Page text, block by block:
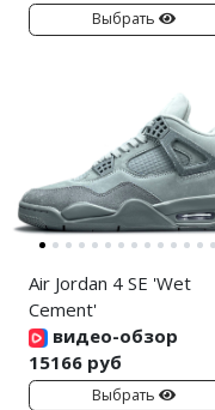
Выбрать
Air Jordan 4 SE 'Wet
Cement'
видео-обзор
15166 руб
Выбрать